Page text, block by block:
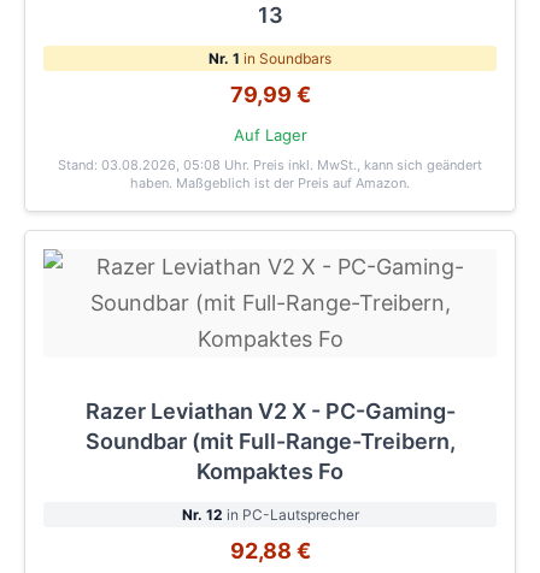
13
Nr. 1 in Soundbars
79,99 €
Auf Lager
Stand: 03.08.2026, 05:08 Uhr. Preis inkl. MwSt., kann sich geändert
haben. Maßgeblich ist der Preis auf Amazon.
Razer Leviathan V2 X - PC-Gaming-
Soundbar (mit Full-Range-Treibern,
Kompaktes Fo
Nr. 12 in PC-Lautsprecher
92,88 €